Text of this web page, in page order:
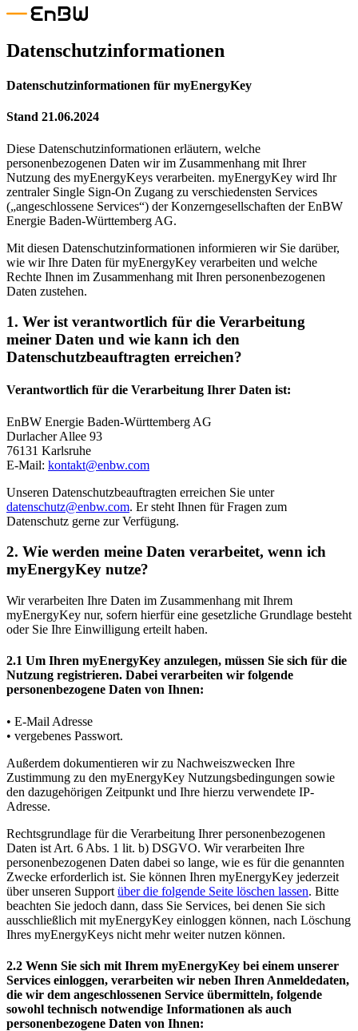
Datenschutzinformationen
Datenschutzinformationen für myEnergyKey
Stand 21.06.2024
Diese Datenschutzinformationen erläutern, welche
personenbezogenen Daten wir im Zusammenhang mit Ihrer
Nutzung des myEnergyKeys verarbeiten. myEnergyKey wird Ihr
zentraler Single Sign-On Zugang zu verschiedensten Services
(„angeschlossene Services“) der Konzerngesellschaften der EnBW
Energie Baden-Württemberg AG.
Mit diesen Datenschutzinformationen informieren wir Sie darüber,
wie wir Ihre Daten für myEnergyKey verarbeiten und welche
Rechte Ihnen im Zusammenhang mit Ihren personenbezogenen
Daten zustehen.
1. Wer ist verantwortlich für die Verarbeitung
meiner Daten und wie kann ich den
Datenschutzbeauftragten erreichen?
Verantwortlich für die Verarbeitung Ihrer Daten ist:
EnBW Energie Baden-Württemberg AG
Durlacher Allee 93
76131 Karlsruhe
E-Mail: kontakt@enbw.com
Unseren Datenschutzbeauftragten erreichen Sie unter
datenschutz@enbw.com. Er steht Ihnen für Fragen zum
Datenschutz gerne zur Verfügung.
2. Wie werden meine Daten verarbeitet, wenn ich
myEnergyKey nutze?
Wir verarbeiten Ihre Daten im Zusammenhang mit Ihrem
myEnergyKey nur, sofern hierfür eine gesetzliche Grundlage besteht
oder Sie Ihre Einwilligung erteilt haben.
2.1 Um Ihren myEnergyKey anzulegen, müssen Sie sich für die
Nutzung registrieren. Dabei verarbeiten wir folgende
personenbezogene Daten von Ihnen:
• E-Mail Adresse
• vergebenes Passwort.
Außerdem dokumentieren wir zu Nachweiszwecken Ihre
Zustimmung zu den myEnergyKey Nutzungsbedingungen sowie
den dazugehörigen Zeitpunkt und Ihre hierzu verwendete IP-
Adresse.
Rechtsgrundlage für die Verarbeitung Ihrer personenbezogenen
Daten ist Art. 6 Abs. 1 lit. b) DSGVO. Wir verarbeiten Ihre
personenbezogenen Daten dabei so lange, wie es für die genannten
Zwecke erforderlich ist. Sie können Ihren myEnergyKey jederzeit
über unseren Support über die folgende Seite löschen lassen. Bitte
beachten Sie jedoch dann, dass Sie Services, bei denen Sie sich
ausschließlich mit myEnergyKey einloggen können, nach Löschung
Ihres myEnergyKeys nicht mehr weiter nutzen können.
2.2 Wenn Sie sich mit Ihrem myEnergyKey bei einem unserer
Services einloggen, verarbeiten wir neben Ihren Anmeldedaten,
die wir dem angeschlossenen Service übermitteln, folgende
sowohl technisch notwendige Informationen als auch
personenbezogene Daten von Ihnen: